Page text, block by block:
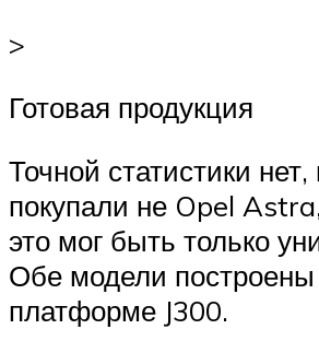
>
Готовая продукция
Точной статистики
покупали не Opel
это мог быть только
Обе модели
платформе J300.